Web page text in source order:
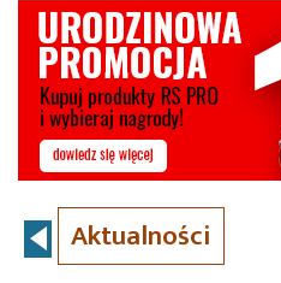
Aktualności